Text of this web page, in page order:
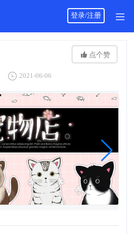
登录/注册
 点个赞
 2021-06-06